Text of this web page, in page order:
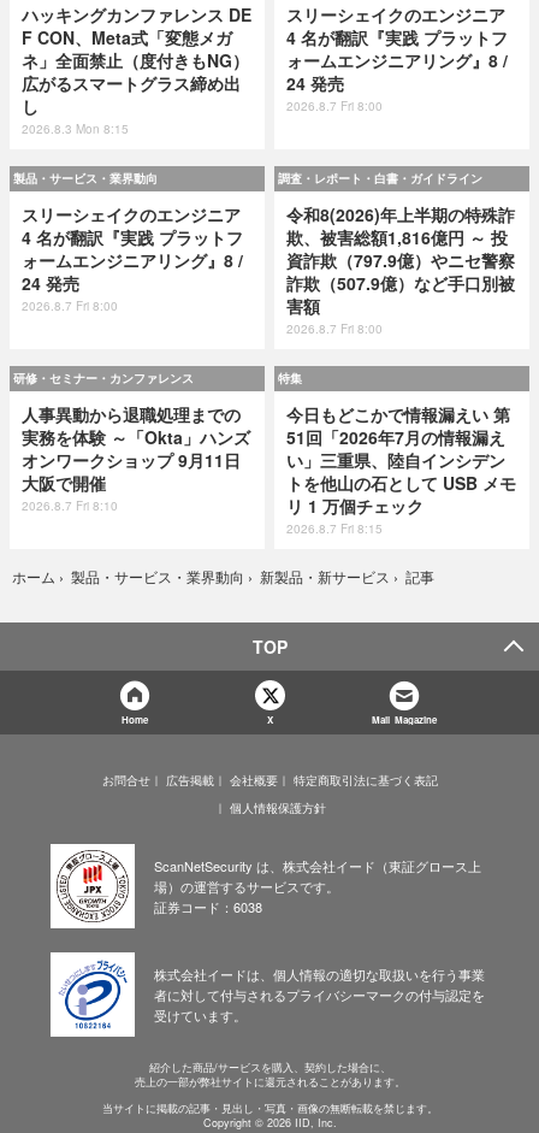
ハッキングカンファレンス DE
F CON、Meta式「変態メガ
ネ」全面禁止（度付きもNG）
広がるスマートグラス締め出
し
2026.8.3 Mon 8:15
スリーシェイクのエンジニア
4 名が翻訳『実践 プラットフ
ォームエンジニアリング』8 /
24 発売
2026.8.7 Fri 8:00
製品・サービス・業界動向
スリーシェイクのエンジニア
4 名が翻訳『実践 プラットフ
ォームエンジニアリング』8 /
24 発売
2026.8.7 Fri 8:00
調査・レポート・白書・ガイドライン
令和8(2026)年上半期の特殊詐
欺、被害総額1,816億円 ～ 投
資詐欺（797.9億）やニセ警察
詐欺（507.9億）など手口別被
害額
2026.8.7 Fri 8:00
研修・セミナー・カンファレンス
人事異動から退職処理までの
実務を体験 ～「Okta」ハンズ
オンワークショップ 9月11日
大阪で開催
2026.8.7 Fri 8:10
特集
今日もどこかで情報漏えい 第
51回「2026年7月の情報漏え
い」三重県、陸自インシデン
トを他山の石として USB メモ
リ 1 万個チェック
2026.8.7 Fri 8:15
ホーム › 製品・サービス・業界動向 › 新製品・新サービス › 記事
TOP
Home X Mail Magazine
お問合せ 広告掲載 会社概要
特定商取引法に基づく表記
個人情報保護方針
ScanNetSecurity は、株式会社イード（東証グロース上
場）の運営するサービスです。
証券コード：6038
株式会社イードは、個人情報の適切な取扱いを行う事業
者に対して付与されるプライバシーマークの付与認定を
受けています。
紹介した商品/サービスを購入、契約した場合に、
売上の一部が弊社サイトに還元されることがあります。
当サイトに掲載の記事・見出し・写真・画像の無断転載を禁じます。
Copyright © 2026 IID, Inc.